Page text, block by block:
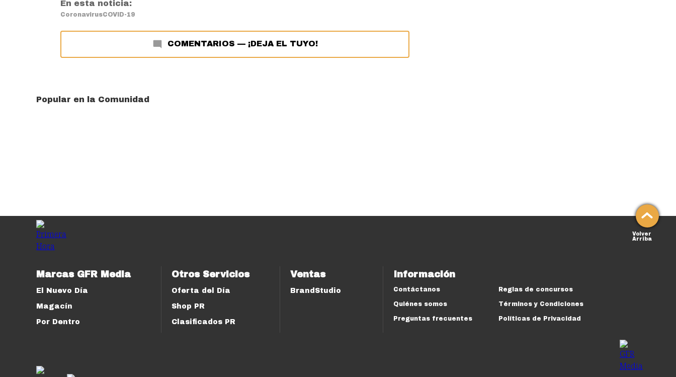
En esta noticia:
CoronavirusCOVID-19
COMENTARIOS — ¡DEJA EL TUYO!
Popular en la Comunidad
Volver
Arriba
Marcas GFR Media
El Nuevo Día
Magacín
Por Dentro
Otros Servicios
Oferta del Día
Shop PR
Clasificados PR
Ventas
BrandStudio
Información
Contáctanos
Quiénes somos
Preguntas frecuentes
Reglas de concursos
Términos y Condiciones
Políticas de Privacidad